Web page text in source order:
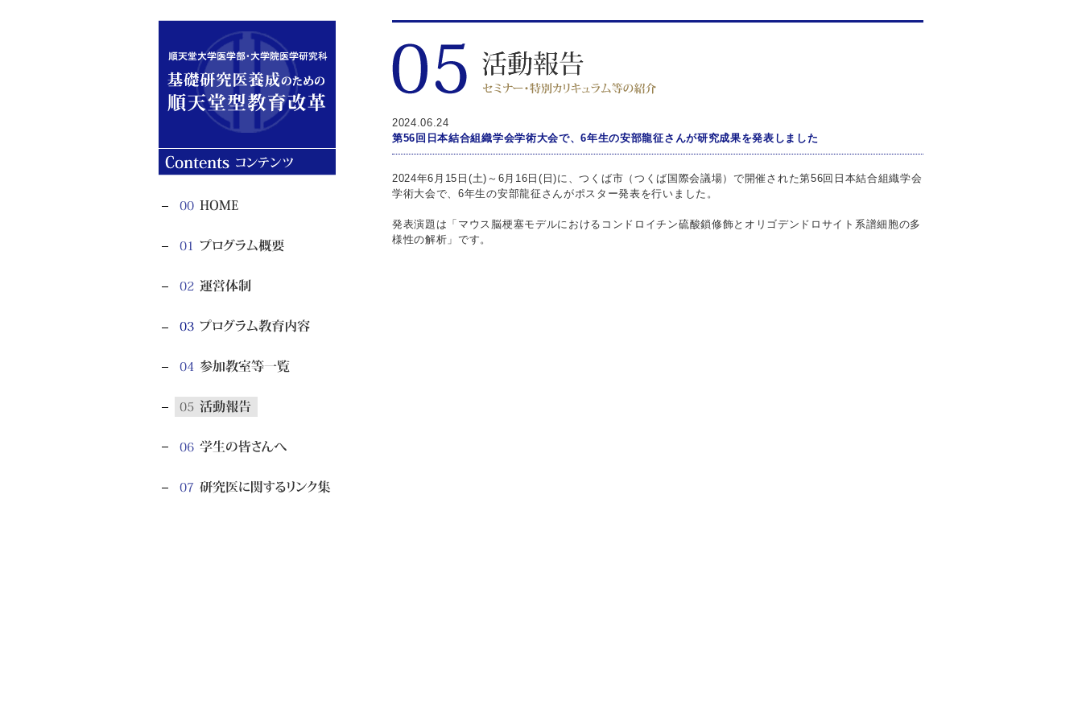
2024.06.24
第56回日本結合組織学会学術大会で、6年生の安部龍征さんが研究成果を発表しました
2024年6月15日(土)～6月16日(日)に、つくば市（つくば国際会議場）で開催された第56回日本結合組織学会
学術大会で、6年生の安部龍征さんがポスター発表を行いました。
発表演題は「マウス脳梗塞モデルにおけるコンドロイチン硫酸鎖修飾とオリゴデンドロサイト系譜細胞の多
様性の解析」です。